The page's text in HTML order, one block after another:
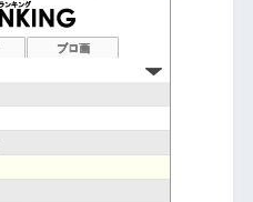
ブロ画